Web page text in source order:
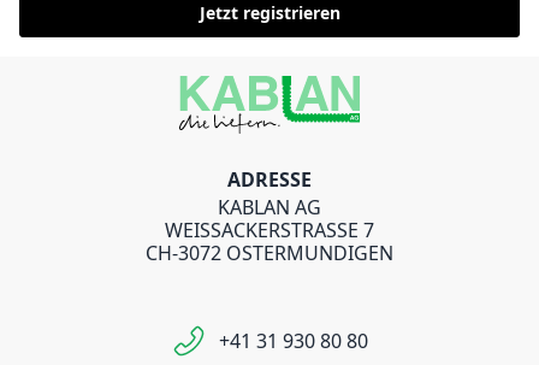
Jetzt registrieren
ADRESSE
KABLAN AG
WEISSACKERSTRASSE 7
CH-3072 OSTERMUNDIGEN
+41 31 930 80 80